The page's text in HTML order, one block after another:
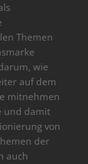
Themen
wie
auf dem
mitnehmen
und damit
von
der
auch